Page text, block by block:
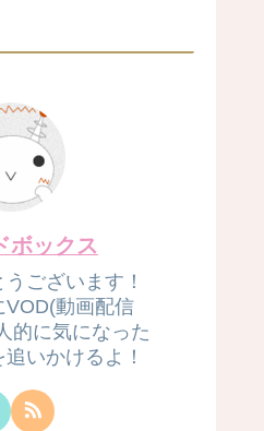
ボックス
ございます！
VOD(動画配信
的に気になった
いかけるよ！